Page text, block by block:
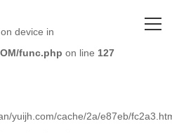
device in
func.php on line 127
yuijh.com/cache/2a/e87eb/